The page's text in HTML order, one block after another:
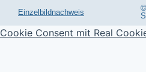
Einzelbildnachweis
Cookie Consent mit Real